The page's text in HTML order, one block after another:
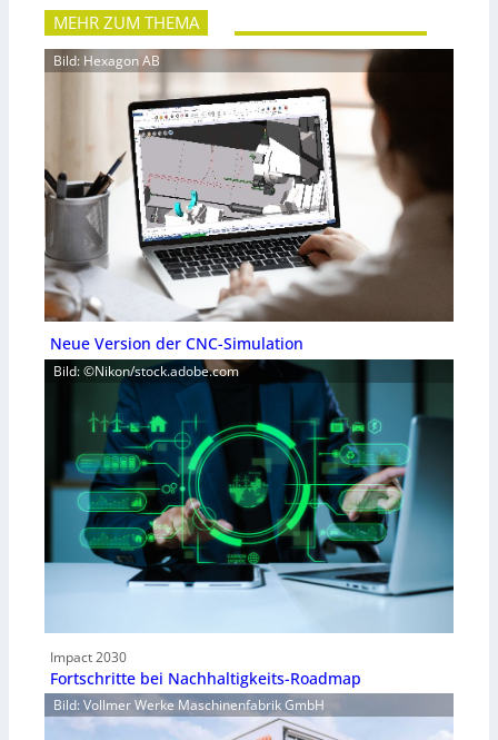
MEHR ZUM THEMA
Bild: Hexagon AB
Neue Version der CNC-Simulation
Bild: ©Nikon/stock.adobe.com
Impact 2030
Fortschritte bei Nachhaltigkeits-Roadmap
Bild: Vollmer Werke Maschinenfabrik GmbH